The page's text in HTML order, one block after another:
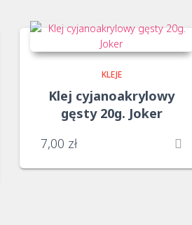
KLEJE
Klej cyjanoakrylowy
gęsty 20g. Joker
7,00 zł